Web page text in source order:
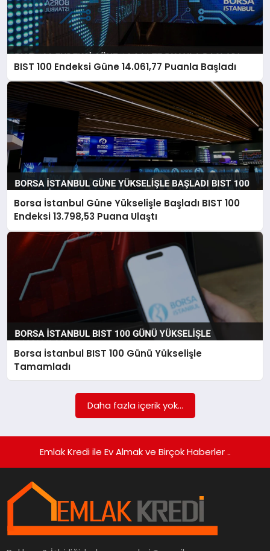
BIST 100 Endeksi Güne 14.061,77 Puanla Başladı
Borsa İstanbul Güne Yükselişle Başladı BIST 100
Endeksi 13.798,53 Puana Ulaştı
Borsa İstanbul BIST 100 Günü Yükselişle
Tamamladı
Daha fazla içerik yok...
Emlak Kredi ile Ev Almak ve Birçok Haberler ..